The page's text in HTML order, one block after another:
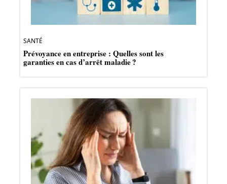
SANTÉ
Prévoyance en entreprise : Quelles sont les
garanties en cas d’arrêt maladie ?